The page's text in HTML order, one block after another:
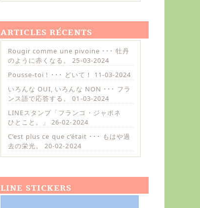
ARTICLES RÉCENTS
Rougir comme une pivoine ･･･ 牡丹
のように赤くなる。
25-03-2024
Pousse-toi ! ･･･ どいて！
11-03-2024
いろんな OUI, いろんな NON ･･･ フラ
ンス語で応答する。
01-03-2024
LINEスタンプ「フランコ・ジャポネ
ひとこと。」
26-02-2024
C’est plus ce que c’était ･･･ もはや過
去の栄光。
20-02-2024
LINE STICKERS